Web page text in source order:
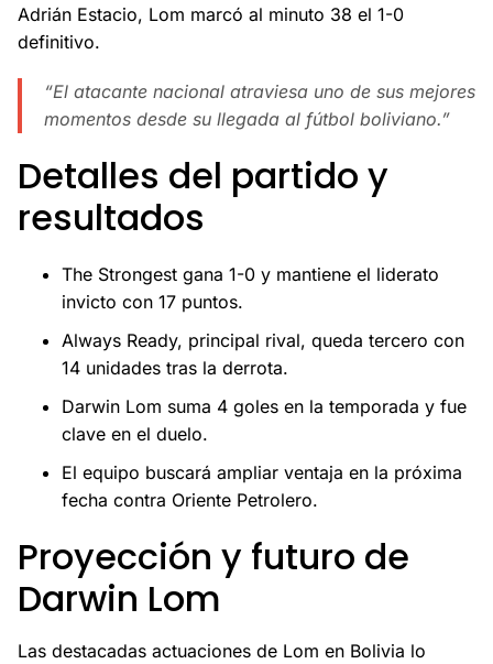
Adrián Estacio, Lom marcó al minuto 38 el 1-0
definitivo.
“El atacante nacional atraviesa uno de sus mejores
momentos desde su llegada al fútbol boliviano.”
Detalles del partido y
resultados
The Strongest gana 1-0 y mantiene el liderato
invicto con 17 puntos.
Always Ready, principal rival, queda tercero con
14 unidades tras la derrota.
Darwin Lom suma 4 goles en la temporada y fue
clave en el duelo.
El equipo buscará ampliar ventaja en la próxima
fecha contra Oriente Petrolero.
Proyección y futuro de
Darwin Lom
Las destacadas actuaciones de Lom en Bolivia lo